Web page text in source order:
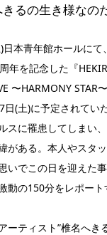
るの生き様なの
本青年館ホールにて
年を記念した『
〜HARMONY STAR
(土)に予定されてい
スに罹患してしまい
がある。本人やスタ
いでこの日を迎えた
動の150分をレポート
ーティスト”椎名へき